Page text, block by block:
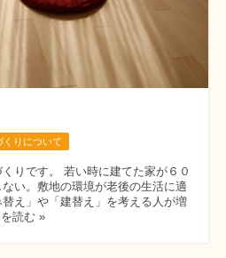
くりについて
りです。 若い時に建てた家が６０
い。敷地の環境が老後の生活に適
え」や「建替え」を考える人が増
読む »